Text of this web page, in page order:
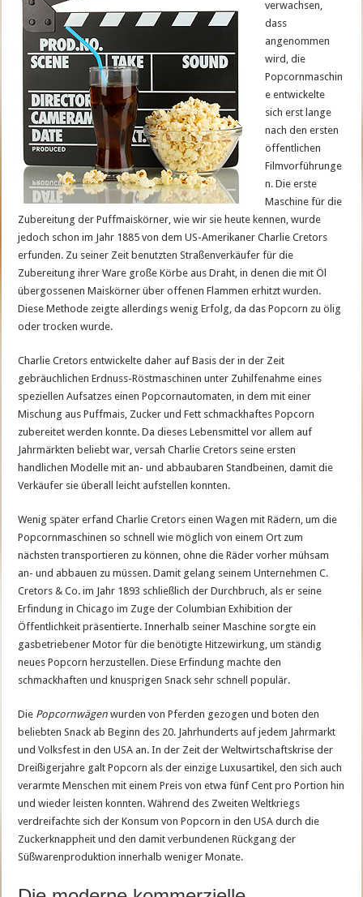
verwachsen,
dass
angenommen
wird, die
Popcornmaschin
e entwickelte
sich erst lange
nach den ersten
öffentlichen
Filmvorführunge
n. Die erste
Maschine für die
Zubereitung der Puffmaiskörner, wie wir sie heute kennen, wurde
jedoch schon im Jahr 1885 von dem US-Amerikaner Charlie Cretors
erfunden. Zu seiner Zeit benutzten Straßenverkäufer für die
Zubereitung ihrer Ware große Körbe aus Draht, in denen die mit Öl
übergossenen Maiskörner über offenen Flammen erhitzt wurden.
Diese Methode zeigte allerdings wenig Erfolg, da das Popcorn zu ölig
oder trocken wurde.
Charlie Cretors entwickelte daher auf Basis der in der Zeit
gebräuchlichen Erdnuss-Röstmaschinen unter Zuhilfenahme eines
speziellen Aufsatzes einen Popcornautomaten, in dem mit einer
Mischung aus Puffmais, Zucker und Fett schmackhaftes Popcorn
zubereitet werden konnte. Da dieses Lebensmittel vor allem auf
Jahrmärkten beliebt war, versah Charlie Cretors seine ersten
handlichen Modelle mit an- und abbaubaren Standbeinen, damit die
Verkäufer sie überall leicht aufstellen konnten.
Wenig später erfand Charlie Cretors einen Wagen mit Rädern, um die
Popcornmaschinen so schnell wie möglich von einem Ort zum
nächsten transportieren zu können, ohne die Räder vorher mühsam
an- und abbauen zu müssen. Damit gelang seinem Unternehmen C.
Cretors & Co. im Jahr 1893 schließlich der Durchbruch, als er seine
Erfindung in Chicago im Zuge der Columbian Exhibition der
Öffentlichkeit präsentierte. Innerhalb seiner Maschine sorgte ein
gasbetriebener Motor für die benötigte Hitzewirkung, um ständig
neues Popcorn herzustellen. Diese Erfindung machte den
schmackhaften und knusprigen Snack sehr schnell populär.
Die Popcornwägen wurden von Pferden gezogen und boten den
beliebten Snack ab Beginn des 20. Jahrhunderts auf jedem Jahrmarkt
und Volksfest in den USA an. In der Zeit der Weltwirtschaftskrise der
Dreißigerjahre galt Popcorn als der einzige Luxusartikel, den sich auch
verarmte Menschen mit einem Preis von etwa fünf Cent pro Portion hin
und wieder leisten konnten. Während des Zweiten Weltkriegs
verdreifachte sich der Konsum von Popcorn in den USA durch die
Zuckerknappheit und den damit verbundenen Rückgang der
Süßwarenproduktion innerhalb weniger Monate.